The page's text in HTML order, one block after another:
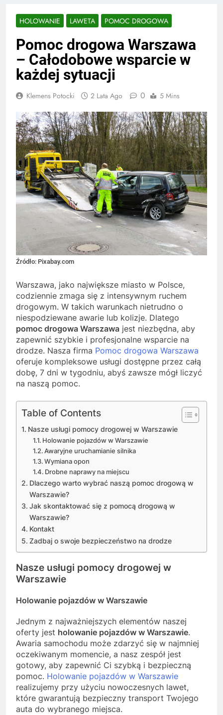
HOLOWANIE LAWETA POMOC DROGOWA
Pomoc drogowa Warszawa
– Całodobowe wsparcie w
każdej sytuacji
Klemens Potocki 2 Lata Ago 0 5 Mins
Źródło: Pixabay.com
Warszawa, jako największe miasto w Polsce,
codziennie zmaga się z intensywnym ruchem
drogowym. W takich warunkach nietrudno o
niespodziewane awarie lub kolizje. Dlatego
pomoc drogowa Warszawa jest niezbędna, aby
zapewnić szybkie i profesjonalne wsparcie na
drodze. Nasza firma Pomoc drogowa Warszawa
oferuje kompleksowe usługi dostępne przez całą
dobę, 7 dni w tygodniu, abyś zawsze mógł liczyć
na naszą pomoc.
Table of Contents
Nasze usługi pomocy drogowej w Warszawie
Holowanie pojazdów w Warszawie
Awaryjne uruchamianie silnika
Wymiana opon
Drobne naprawy na miejscu
Dlaczego warto wybrać naszą pomoc drogową w
Warszawie?
Jak skontaktować się z pomocą drogową w
Warszawie?
Kontakt
Zadbaj o swoje bezpieczeństwo na drodze
Nasze usługi pomocy drogowej w
Warszawie
Holowanie pojazdów w Warszawie
Jednym z najważniejszych elementów naszej
oferty jest holowanie pojazdów w Warszawie.
Awaria samochodu może zdarzyć się w najmniej
oczekiwanym momencie, a nasz zespół jest
gotowy, aby zapewnić Ci szybką i bezpieczną
pomoc. Holowanie pojazdów w Warszawie
realizujemy przy użyciu nowoczesnych lawet,
które gwarantują bezpieczny transport Twojego
auta do wybranego miejsca.